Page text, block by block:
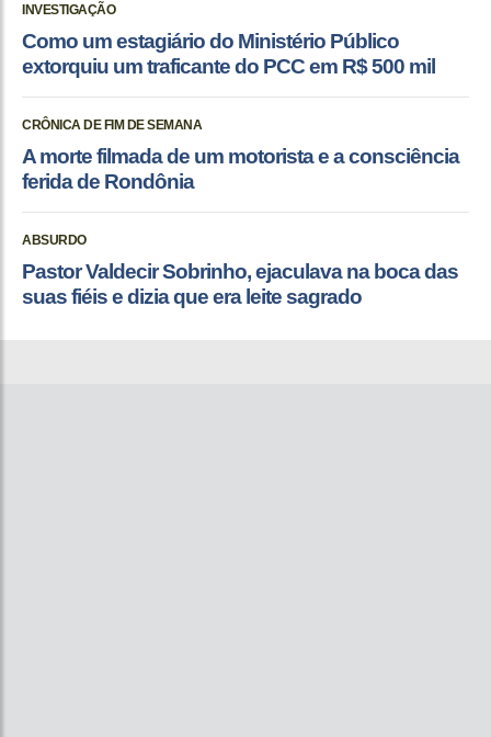
INVESTIGAÇÃO
Como um estagiário do Ministério Público
extorquiu um traficante do PCC em R$ 500 mil
CRÔNICA DE FIM DE SEMANA
A morte filmada de um motorista e a consciência
ferida de Rondônia
ABSURDO
Pastor Valdecir Sobrinho, ejaculava na boca das
suas fiéis e dizia que era leite sagrado